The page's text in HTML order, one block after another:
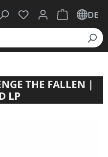
Du hast 0 Produkte
Warenkorb
DE
THE FALLEN |
LP